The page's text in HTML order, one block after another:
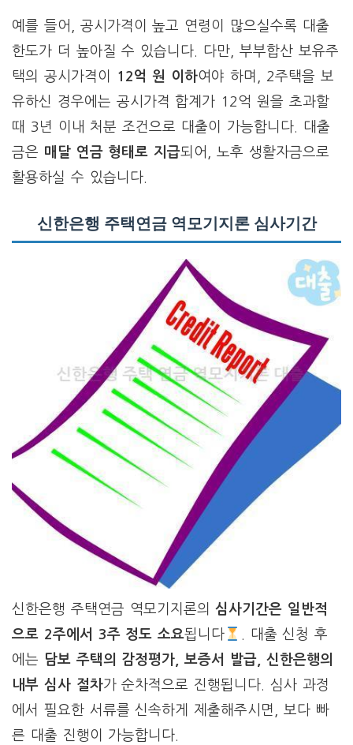
예를 들어, 공시가격이 높고 연령이 많으실수록 대출
한도가 더 높아질 수 있습니다. 다만, 부부합산 보유주
택의 공시가격이
12억 원 이하여야 하며, 2주택을 보
유하신 경우에는 공시가격 합계가 12억 원을 초과할
때 3년 이내 처분 조건으로 대출이 가능합니다. 대출
금은 매달 연금 형태로 지급되어, 노후 생활자금으로
활용하실 수 있습니다.
신한은행 주택연금 역모기지론 심사기간
신한은행 주택연금 역모기지론의심사기간은 일반적
으로 2주에서 3주 정도 소요됩니다
. 대출 신청 후
에는 담보 주택의 감정평가, 보증서 발급, 신한은행의
내부 심사 절차가 순차적으로 진행됩니다. 심사 과정
에서 필요한 서류를 신속하게 제출해주시면, 보다 빠
른 대출 진행이 가능합니다.